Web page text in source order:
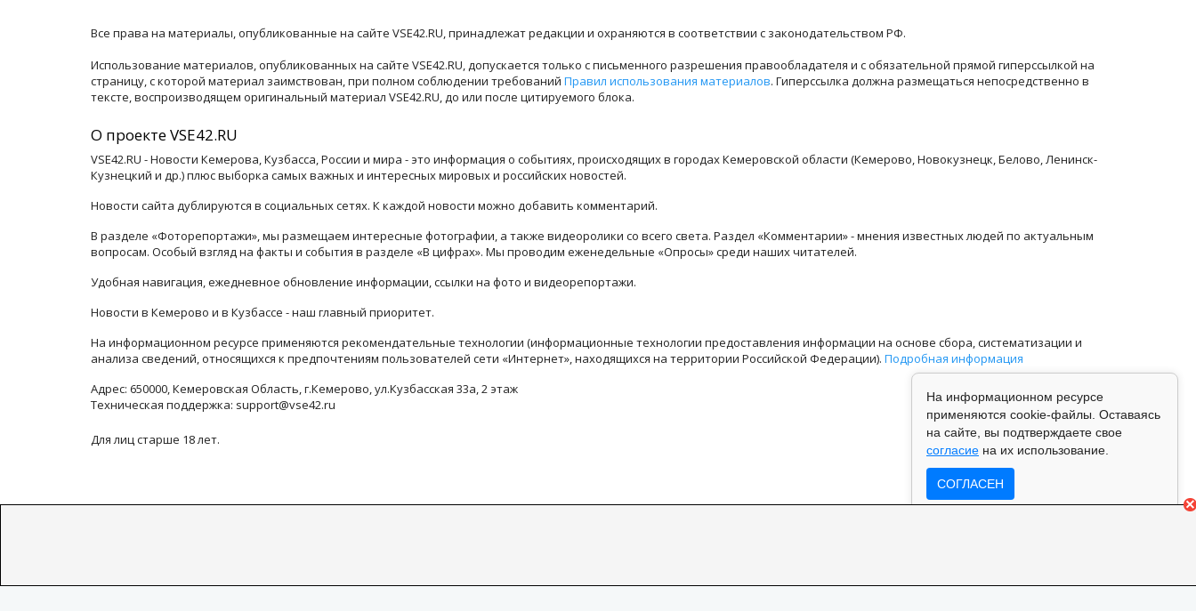
Все права на материалы, опубликованные на сайте VSE42.RU, принадлежат редакции и охраняются в соответствии с законодательством РФ.
Использование материалов, опубликованных на сайте VSE42.RU, допускается только с письменного разрешения правообладателя и с обязательной прямой гиперссылкой на
страницу, с которой материал заимствован, при полном соблюдении требований Правил использования материалов. Гиперссылка должна размещаться непосредственно в
тексте, воспроизводящем оригинальный материал VSE42.RU, до или после цитируемого блока.
О проекте VSE42.RU
VSE42.RU - Новости Кемерова, Кузбасса, России и мира - это информация о событиях, происходящих в городах Кемеровской области (Кемерово, Новокузнецк, Белово, Ленинск-
Кузнецкий и др.) плюс выборка самых важных и интересных мировых и российских новостей.
Новости сайта дублируются в социальных сетях. К каждой новости можно добавить комментарий.
В разделе «Фоторепортажи», мы размещаем интересные фотографии, а также видеоролики со всего света. Раздел «Комментарии» - мнения известных людей по актуальным
вопросам. Особый взгляд на факты и события в разделе «В цифрах». Мы проводим еженедельные «Опросы» среди наших читателей.
Удобная навигация, ежедневное обновление информации, ссылки на фото и видеорепортажи.
Новости в Кемерово и в Кузбассе - наш главный приоритет.
На информационном ресурсе применяются рекомендательные технологии (информационные технологии предоставления информации на основе сбора, систематизации и
анализа сведений, относящихся к предпочтениям пользователей сети «Интернет», находящихся на территории Российской Федерации). Подробная информация
Адрес: 650000, Кемеровская Область, г.Кемерово, ул.Кузбасская 33а, 2 этаж
Техническая поддержка: support@vse42.ru
Для лиц старше 18 лет.
На информационном ресурсе
применяются cookie-файлы. Оставаясь
на сайте, вы подтверждаете свое
согласие на их использование.
СОГЛАСЕН